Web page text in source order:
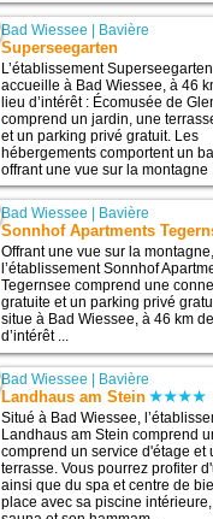
Bad Wiessee | Bavière
Superseegarten
L’établissement
accueille à Bad Wiessee, à 46
lieu d’intérêt : Écomusée de
comprend un jardin, une
et un parking privé gratuit. Les
hébergements comportent un
offrant une vue sur la montagne
Bad Wiessee Bavière
Sonnhof Apartments
Offrant une vue sur la montagne,
l’établissement Sonnhof
Tegernsee comprend une
gratuite et un parking privé
situe à Bad Wiessee, à 46 km
d’intérêt ...
Bad Wiessee Bavière
Landhaus am Stein
Situé à Bad Wiessee,
Landhaus am Stein comprend
comprend un service d'étage et
terrasse. Vous pourrez profiter
ainsi que du spa et centre de
place avec sa piscine